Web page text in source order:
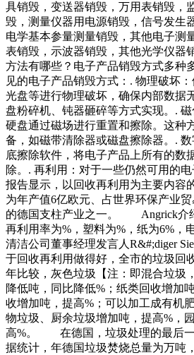
具销毁，变送器销毁，万用表销毁，
毁，测量仪器用电源销毁，信号发生
电学基本参量测量销毁，其他电子测
表销毁，示波器销毁，其他光学仪器
方法有哪些？电子产品销毁方式多种
见的电子产品销毁方式：. 物理破坏：
光盘等进行物理破坏，确保内部数据
盘粉碎机、钝器砸碎等方式实现。.
硬盘通过磁场进行重置和擦除。这种
备，如磁带清除器或磁盘擦除器。.
底擦除软件，将电子产品上所有的数
除。. 再利用：对于一些仍然可用的电
报告显示，以回收再利用为主要内容
为年产值6亿欧元、占世界环保产业
的德国支柱产业之一。 Angrick介
再利用率为%，塑料为%，纸为6%
清洁公司董事经理发言人R&#;diger
于回收再利用做得好，全市的垃圾回
年比较，灰色垃圾【注：即混合垃圾
降低吨，同比降低%；纸类回收增加
收增加吨，提高%；可以加工成有机
物垃圾、厨余垃圾增加吨，提高%，
高%。 在德国，垃圾处理的最后一
据统计，年德国垃圾焚烧总量为万吨